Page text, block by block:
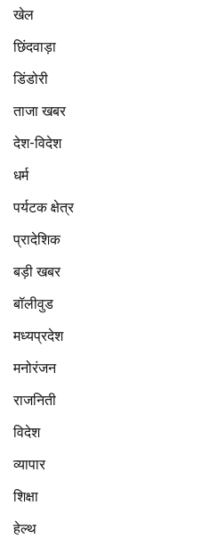
खेल
छिंदवाड़ा
डिंडोरी
ताजा खबर
देश-विदेश
धर्म
पर्यटक क्षेत्र
प्रादेशिक
बड़ी खबर
बॉलीवुड
मध्यप्रदेश
मनोरंजन
राजनिती
विदेश
व्यापार
शिक्षा
हेल्थ